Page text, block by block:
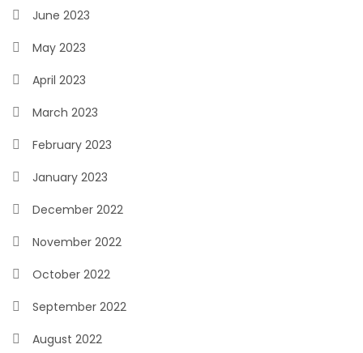
June 2023
May 2023
April 2023
March 2023
February 2023
January 2023
December 2022
November 2022
October 2022
September 2022
August 2022